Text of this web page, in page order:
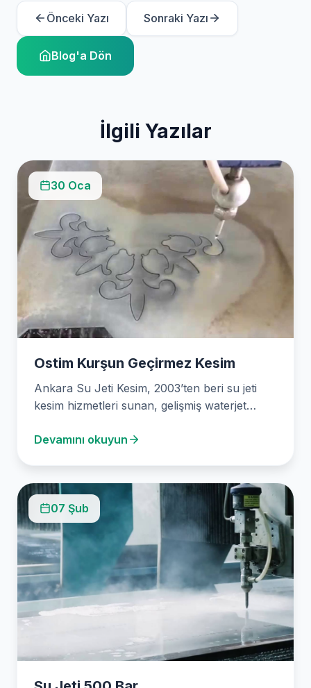
Önceki Yazı Sonraki Yazı
Blog'a Dön
İlgili Yazılar
30 Oca
Ostim Kurşun Geçirmez Kesim
Ankara Su Jeti Kesim, 2003’ten beri su jeti
kesim hizmetleri sunan, gelişmiş waterjet
Devamını okuyun
07 Şub